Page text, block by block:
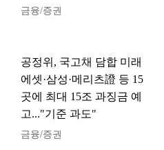
금융/증권
공정위, 국고채 담합 미래
에셋·삼성·메리츠證 등 15
곳에 최대 15조 과징금 예
고..."기준 과도"
금융/증권